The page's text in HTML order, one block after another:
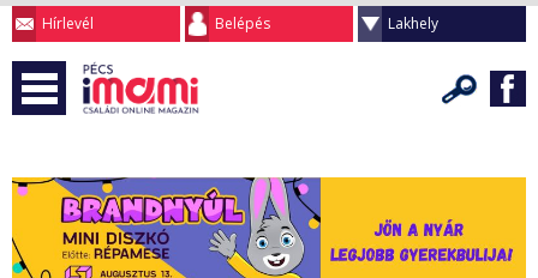
Hírlevél Belépés Lakhely